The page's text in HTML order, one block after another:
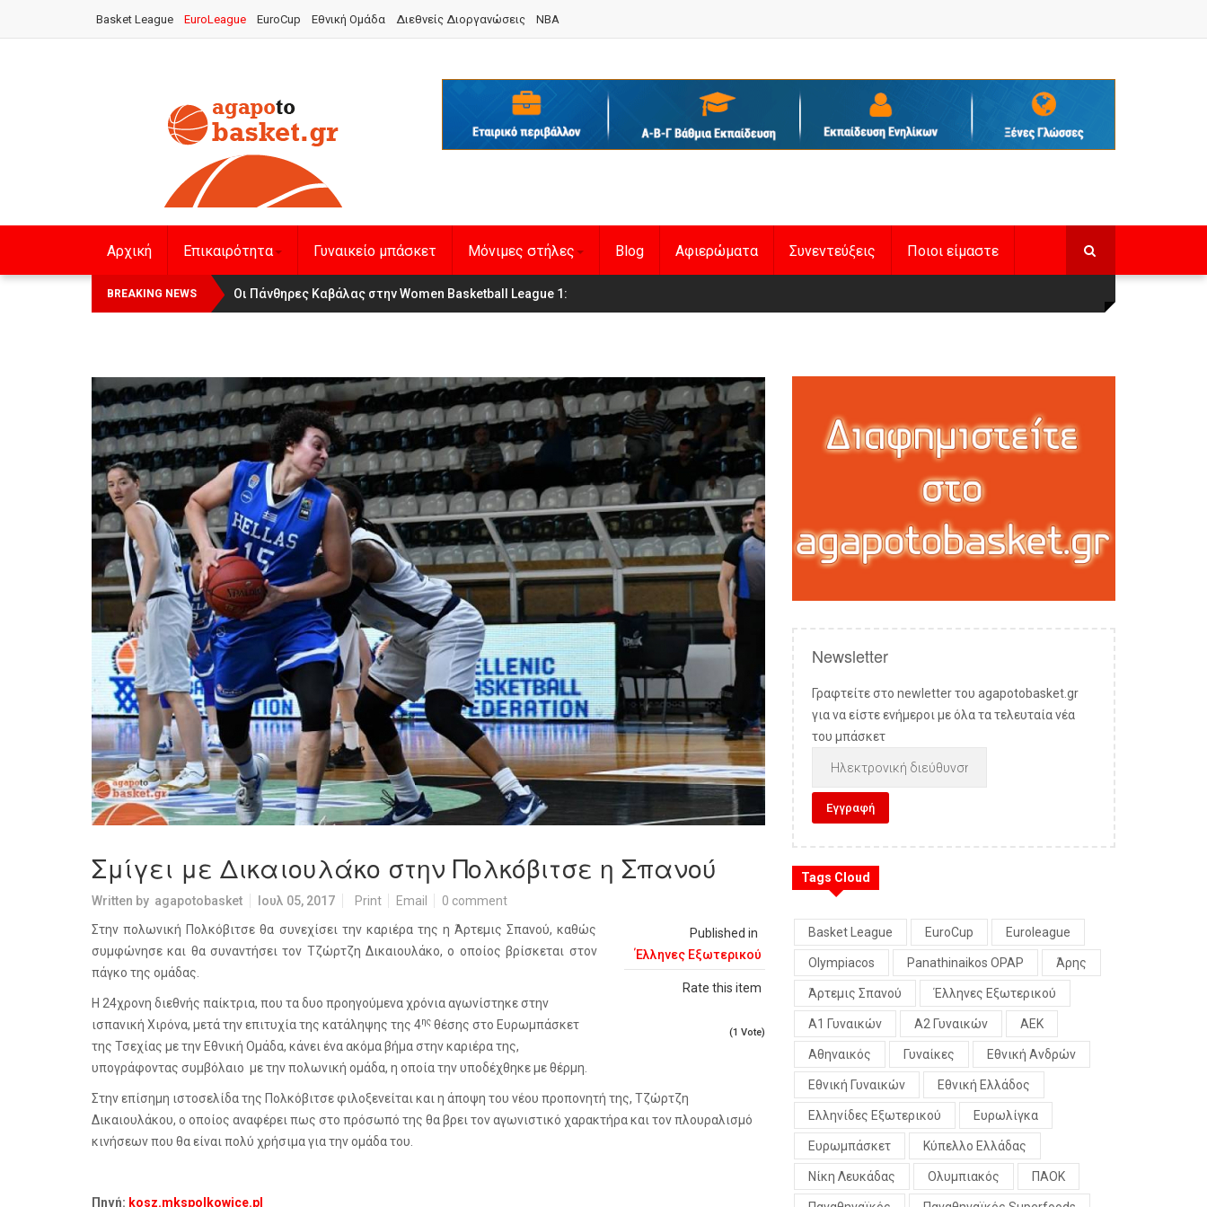
Basket League EuroLeague EuroCup Εθνική Ομάδα Διεθνείς Διοργανώσεις NBA
Αρχική Επικαιρότητα Γυναικείο μπάσκετ Μόνιμες στήλες Blog Αφιερώματα Συνεντεύξεις Ποιοι είμαστε
BREAKING NEWS Οι Πάνθηρες Καβάλας στην Women Basketball League 1
Αναχώρησε για τα Γιάννενα η Εθνική Γυναικών
Σμίγει με Δικαιουλάκο στην Πολκόβιτσε η Σπανού
Written by agapotobasket Ιουλ 05, 2017 Print Email 0 comment
Published in
Έλληνες Εξωτερικού
Rate this item
(1 Vote)
Στην πολωνική Πολκόβιτσε θα συνεχίσει την καριέρα της η Άρτεμις Σπανού, καθώς
συμφώνησε και θα συναντήσει τον Τζώρτζη Δικαιουλάκο, ο οποίος βρίσκεται στον
πάγκο της ομάδας.
Η 24χρονη διεθνής παίκτρια, που τα δυο προηγούμενα χρόνια αγωνίστηκε στην
ισπανική Χιρόνα, μετά την επιτυχία της κατάληψης της 4ης θέσης στο Ευρωμπάσκετ
της Τσεχίας με την Εθνική Ομάδα, κάνει ένα ακόμα βήμα στην καριέρα της,
υπογράφοντας συμβόλαιο με την πολωνική ομάδα, η οποία την υποδέχθηκε με θέρμη.
Στην επίσημη ιστοσελίδα της Πολκόβιτσε φιλοξενείται και η άποψη του νέου προπονητή της, Τζώρτζη
Δικαιουλάκου, ο οποίος αναφέρει πως στο πρόσωπό της θα βρει τον αγωνιστικό χαρακτήρα και τον πλουραλισμό
κινήσεων που θα είναι πολύ χρήσιμα για την ομάδα του.
Πηγή: kosz.mkspolkowice.pl
Newsletter
Γραφτείτε στο newletter του agapotobasket.gr
για να είστε ενήμεροι με όλα τα τελευταία νέα
του μπάσκετ
Tags Cloud
Basket League EuroCup Euroleague
Olympiacos Panathinaikos OPAP Άρης
Άρτεμις Σπανού Έλληνες Εξωτερικού
Α1 Γυναικών Α2 Γυναικών ΑΕΚ
Αθηναικός Γυναίκες Εθνική Ανδρών
Εθνική Γυναικών Εθνική Ελλάδος
Ελληνίδες Εξωτερικού Ευρωλίγκα
Ευρωμπάσκετ Κύπελλο Ελλάδας
Νίκη Λευκάδας Ολυμπιακός ΠΑΟΚ